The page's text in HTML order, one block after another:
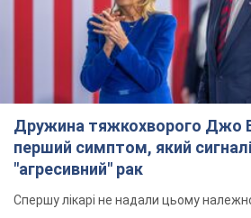
Дружина тяжкохворого Джо
перший симптом, який
"агресивний" рак
Спершу лікарі не надали цьому